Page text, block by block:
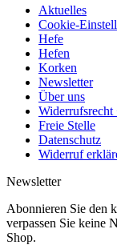
Aktuelles
Cookie-
Hefe
Hefen
Korken
Newsletter
Über uns
Freie Stelle
Datenschutz
Widerruf
Newsletter
Abonnieren Sie den
verpassen Sie keine
Shop.